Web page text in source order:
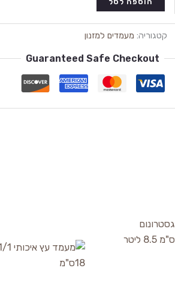
קטגוריה: מעמדים למזנון
Guaranteed Safe Checkout